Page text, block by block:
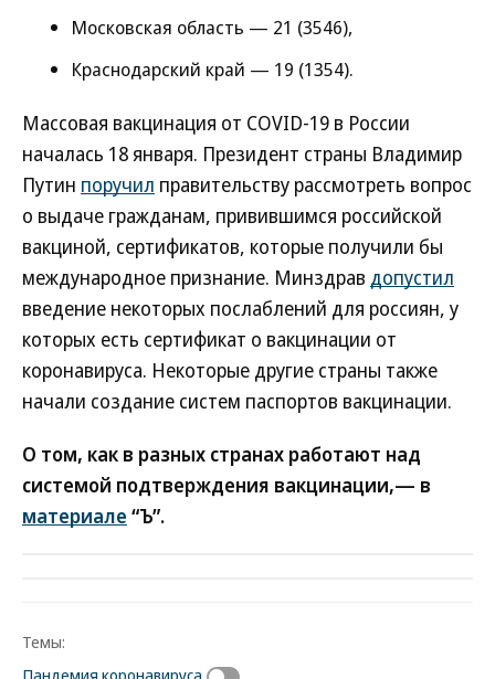
Московская область — 21 (3546),
Краснодарский край — 19 (1354).
Массовая вакцинация от COVID-19 в России
началась 18 января. Президент страны Владимир
Путин поручил правительству рассмотреть вопрос
о выдаче гражданам, привившимся российской
вакциной, сертификатов, которые получили бы
международное признание. Минздрав допустил
введение некоторых послаблений для россиян, у
которых есть сертификат о вакцинации от
коронавируса. Некоторые другие страны также
начали создание систем паспортов вакцинации.
О том, как в разных странах работают над
системой подтверждения вакцинации,— в
материале “Ъ”.
Темы:
Пандемия коронавируса